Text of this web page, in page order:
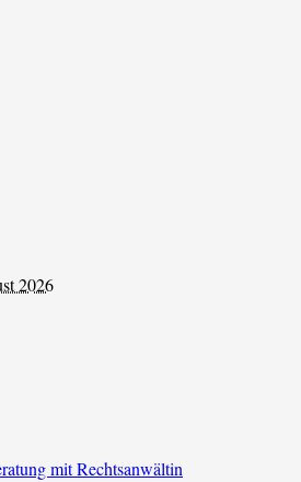
2026
mit Rechtsanwältin